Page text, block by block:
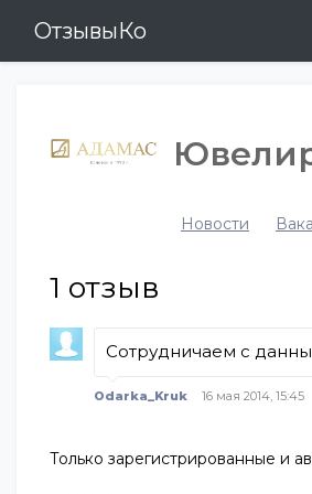
ОтзывыКо
Новости
1 отзыв
Сотрудничаем с
Odarka_Kruk 16 мая 2014, 15:45
Только зарегистрированные и